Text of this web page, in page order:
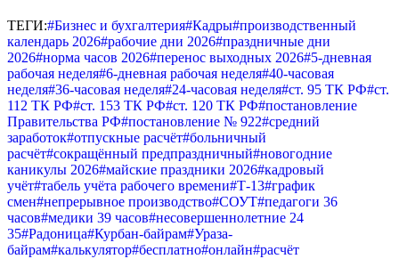
ТЕГИ:#Бизнес и бухгалтерия#Кадры#производственный
календарь 2026#рабочие дни 2026#праздничные дни
2026#норма часов 2026#перенос выходных 2026#5-дневная
рабочая неделя#6-дневная рабочая неделя#40-часовая
неделя#36-часовая неделя#24-часовая неделя#ст. 95 ТК РФ#ст.
112 ТК РФ#ст. 153 ТК РФ#ст. 120 ТК РФ#постановление
Правительства РФ#постановление № 922#средний
заработок#отпускные расчёт#больничный
расчёт#сокращённый предпраздничный#новогодние
каникулы 2026#майские праздники 2026#кадровый
учёт#табель учёта рабочего времени#Т-13#график
смен#непрерывное производство#СОУТ#педагоги 36
часов#медики 39 часов#несовершеннолетние 24
35#Радоница#Курбан-байрам#Ураза-
байрам#калькулятор#бесплатно#онлайн#расчёт